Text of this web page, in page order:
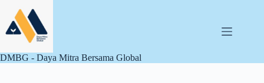
content
DMBG - Daya Mitra Bersama Global